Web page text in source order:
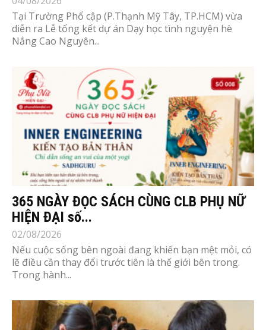
Tại Trường Phổ cập (P.Thạnh Mỹ Tây, TP.HCM) vừa
diễn ra Lễ tổng kết dự án Dạy học tình nguyện hè
Nắng Cao Nguyên...
365 NGÀY ĐỌC SÁCH CÙNG CLB PHỤ NỮ
HIỆN ĐẠI số...
02/08/2026
Nếu cuộc sống bên ngoài đang khiến bạn mệt mỏi, có
lẽ điều cần thay đổi trước tiên là thế giới bên trong.
Trong hành...